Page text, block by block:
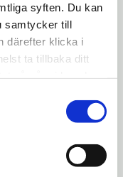
syften. Du kan
samtycker till
därefter klicka i
ta tillbaka ditt
används och
och behandlar
för våra
till att
och att man
utvecklingen.